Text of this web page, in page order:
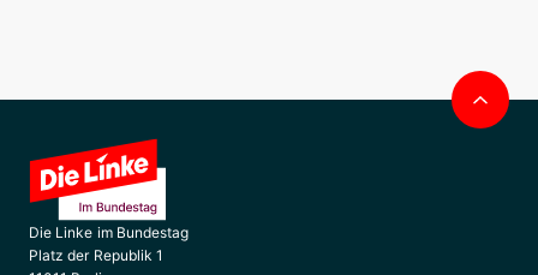
Die Linke im Bundestag
Platz der Republik 1